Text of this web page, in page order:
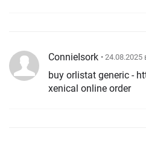
ConnieIsork • 24.08.2025
buy orlistat generic -
xenical online order